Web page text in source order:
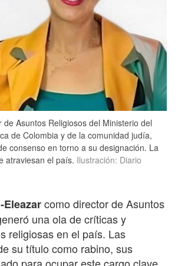
Asuntos Religiosos del Ministerio del
de Colombia y de la comunidad judía,
consenso en torno a su designación. La
atraviesan el país. Ilustración: Diario
Eleazarcomo director de Asuntos
una ola de críticas y
religiosas en el país. Las
su título como rabino, sus